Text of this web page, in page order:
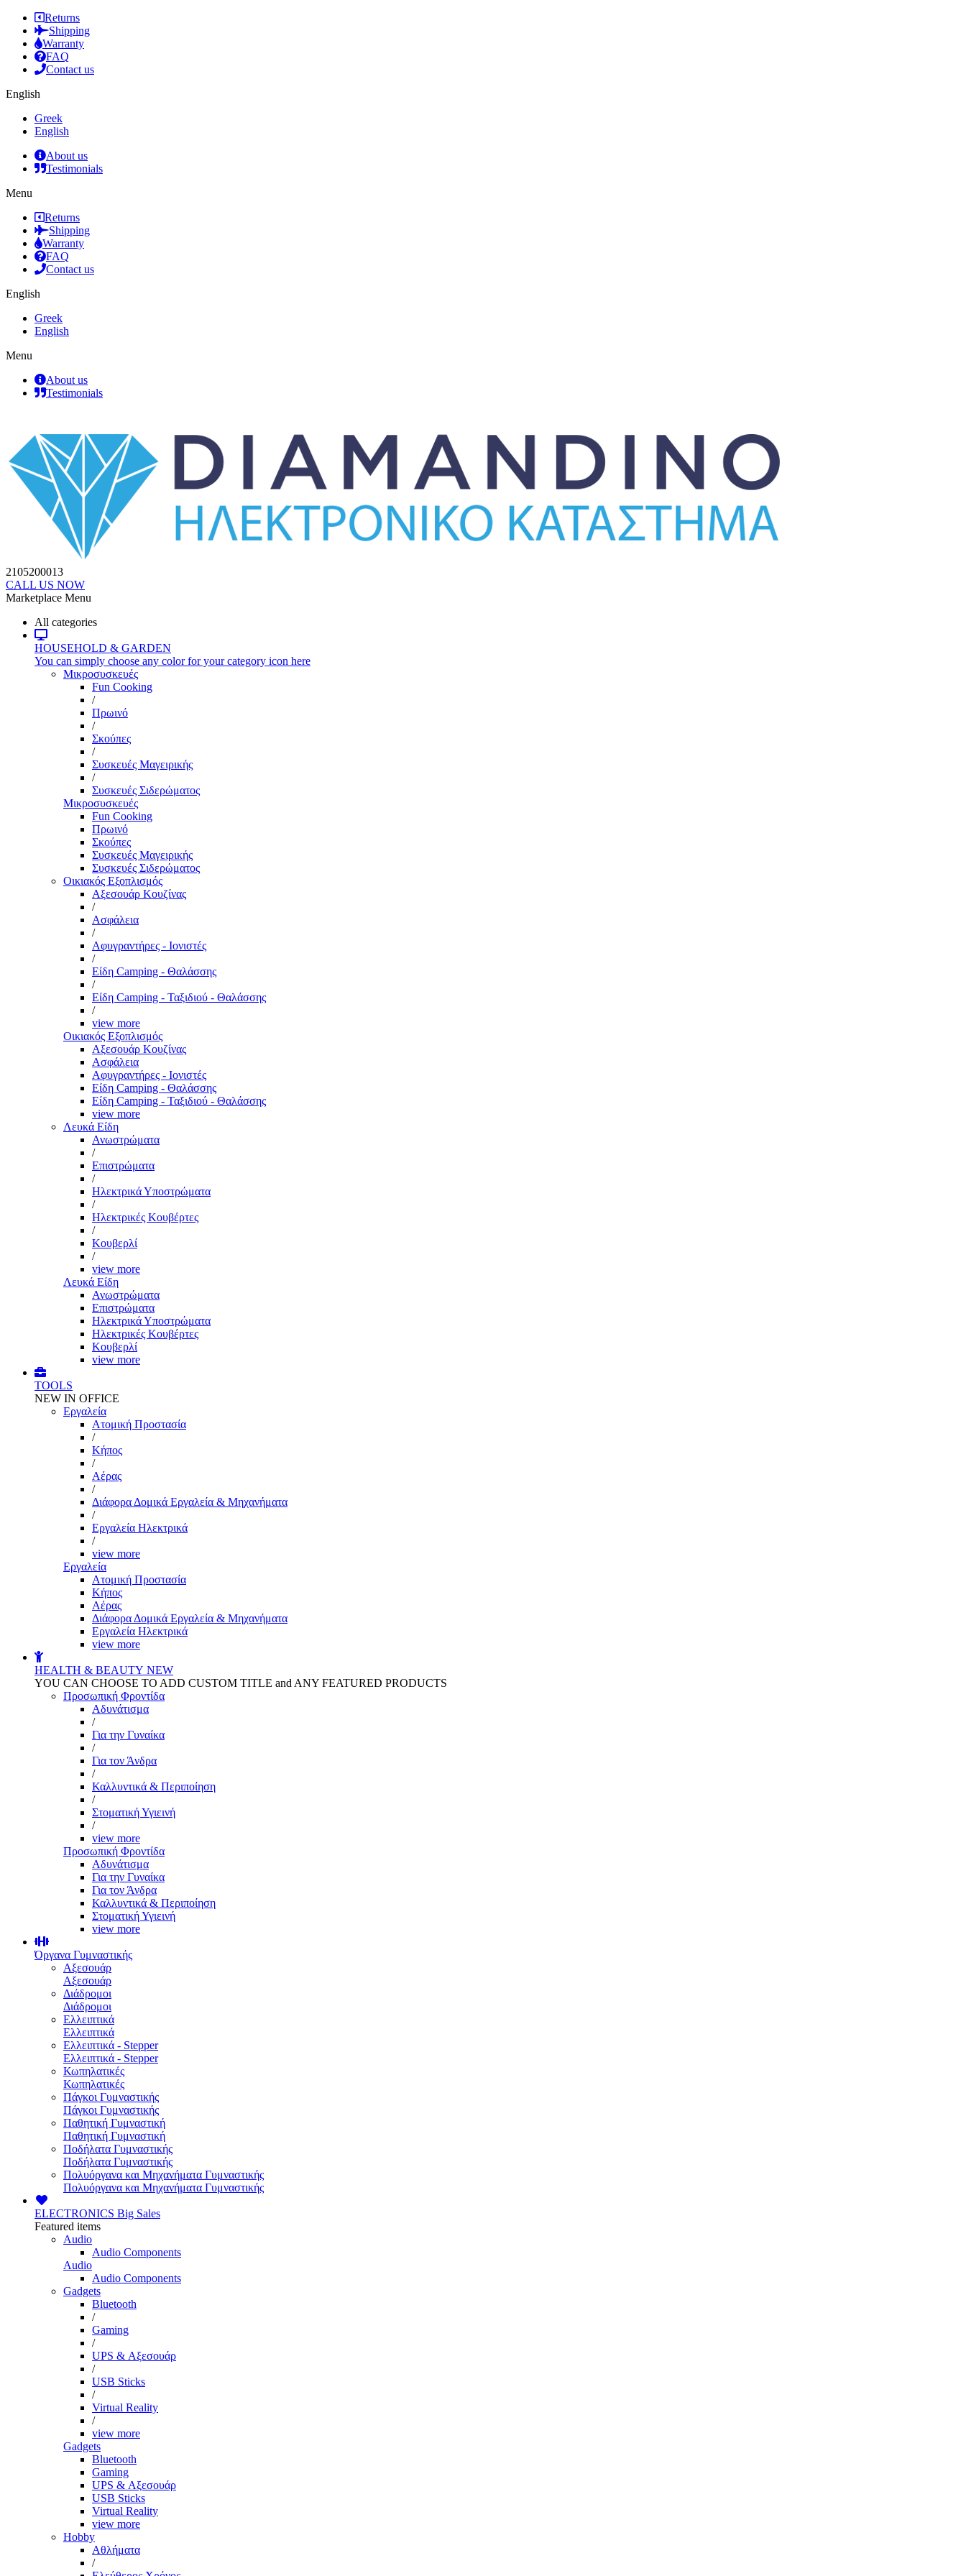
Returns
Shipping
Warranty
FAQ
Contact us
English
Greek
English
About us
Testimonials
Menu
Returns
Shipping
Warranty
FAQ
Contact us
English
Greek
English
Menu
About us
Testimonials
2105200013
CALL US NOW
Marketplace Menu
All categories
HOUSEHOLD & GARDEN
You can simply choose any color for your category icon here
Μικροσυσκευές
Fun Cooking
/
Πρωινό
/
Σκούπες
/
Συσκευές Μαγειρικής
/
Συσκευές Σιδερώματος
Μικροσυσκευές
Fun Cooking
Πρωινό
Σκούπες
Συσκευές Μαγειρικής
Συσκευές Σιδερώματος
Οικιακός Εξοπλισμός
Αξεσουάρ Κουζίνας
/
Ασφάλεια
/
Αφυγραντήρες - Ιονιστές
/
Είδη Camping - Θαλάσσης
/
Είδη Camping - Ταξιδιού - Θαλάσσης
/
view more
Οικιακός Εξοπλισμός
Αξεσουάρ Κουζίνας
Ασφάλεια
Αφυγραντήρες - Ιονιστές
Είδη Camping - Θαλάσσης
Είδη Camping - Ταξιδιού - Θαλάσσης
view more
Λευκά Είδη
Ανωστρώματα
/
Επιστρώματα
/
Ηλεκτρικά Υποστρώματα
/
Ηλεκτρικές Κουβέρτες
/
Κουβερλί
/
view more
Λευκά Είδη
Ανωστρώματα
Επιστρώματα
Ηλεκτρικά Υποστρώματα
Ηλεκτρικές Κουβέρτες
Κουβερλί
view more
TOOLS
NEW IN OFFICE
Εργαλεία
Aτομική Προστασία
/
Kήπος
/
Αέρας
/
Διάφορα Δομικά Εργαλεία & Μηχανήματα
/
Εργαλεία Ηλεκτρικά
/
view more
Εργαλεία
Aτομική Προστασία
Kήπος
Αέρας
Διάφορα Δομικά Εργαλεία & Μηχανήματα
Εργαλεία Ηλεκτρικά
view more
HEALTH & BEAUTY NEW
YOU CAN CHOOSE TO ADD CUSTOM TITLE and ANY FEATURED PRODUCTS
Προσωπική Φροντίδα
Αδυνάτισμα
/
Για την Γυναίκα
/
Για τον Άνδρα
/
Καλλυντικά & Περιποίηση
/
Στοματική Υγιεινή
/
view more
Προσωπική Φροντίδα
Αδυνάτισμα
Για την Γυναίκα
Για τον Άνδρα
Καλλυντικά & Περιποίηση
Στοματική Υγιεινή
view more
Όργανα Γυμναστικής
Αξεσουάρ
Αξεσουάρ
Διάδρομοι
Διάδρομοι
Ελλειπτικά
Ελλειπτικά
Ελλειπτικά - Stepper
Ελλειπτικά - Stepper
Κωπηλατικές
Κωπηλατικές
Πάγκοι Γυμναστικής
Πάγκοι Γυμναστικής
Παθητική Γυμναστική
Παθητική Γυμναστική
Ποδήλατα Γυμναστικής
Ποδήλατα Γυμναστικής
Πολυόργανα και Μηχανήματα Γυμναστικής
Πολυόργανα και Μηχανήματα Γυμναστικής
ELECTRONICS Big Sales
Featured items
Audio
Audio Components
Audio
Audio Components
Gadgets
Bluetooth
/
Gaming
/
UPS & Αξεσουάρ
/
USB Sticks
/
Virtual Reality
/
view more
Gadgets
Bluetooth
Gaming
UPS & Αξεσουάρ
USB Sticks
Virtual Reality
view more
Hobby
Αθλήματα
/